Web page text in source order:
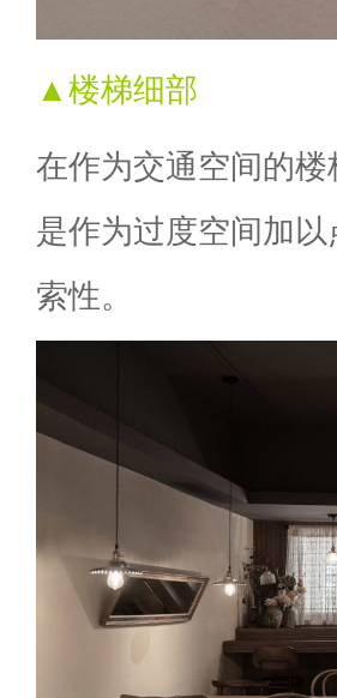
▲楼梯细部
在作为交通空间的
是作为过度空间加
索性。